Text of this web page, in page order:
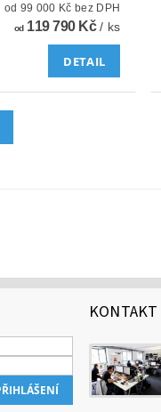
od 99 000 Kč bez DPH
od119 790 Kč/ ks
DETAIL
KONTAKT